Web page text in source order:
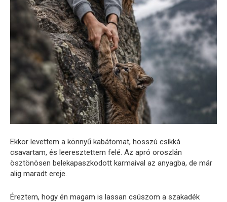
Ekkor levettem a könnyű kabátomat, hosszú csíkká
csavartam, és leeresztettem felé. Az apró oroszlán
ösztönösen belekapaszkodott karmaival az anyagba, de már
alig maradt ereje.
Éreztem, hogy én magam is lassan csúszom a szakadék